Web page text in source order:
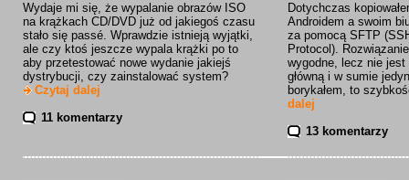
Wydaje mi się, że wypalanie obrazów ISO
na krążkach CD/DVD już od jakiegoś czasu
stało się passé. Wprawdzie istnieją wyjątki,
ale czy ktoś jeszcze wypala krążki po to
aby przetestować nowe wydanie jakiejś
dystrybucji, czy zainstalować system?
Czytaj dalej
11 komentarzy
Dotychczas
Androidem a swoim
za pomocą SFTP
Protocol).
wygodne, lecz nie jest
główną i w sumie
borykałem, to
dalej
13 komentarzy